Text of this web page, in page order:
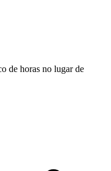
de horas no lugar de